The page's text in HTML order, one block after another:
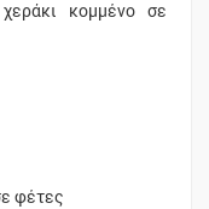
κομμένο σε
φέτες